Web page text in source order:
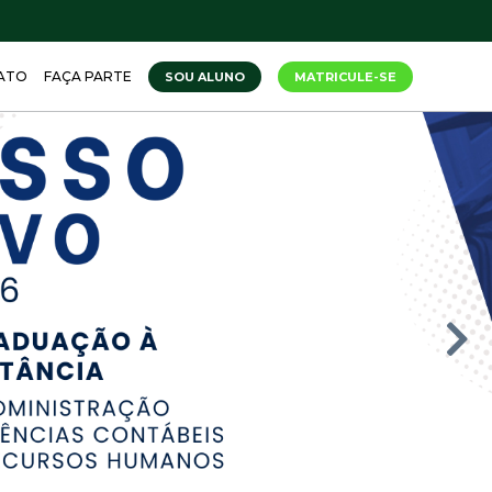
FAÇA PARTE SOU ALUNO MATRICULE-SE